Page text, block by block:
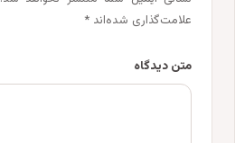
علامت‌گذاری شده‌اند *
متن دیدگاه